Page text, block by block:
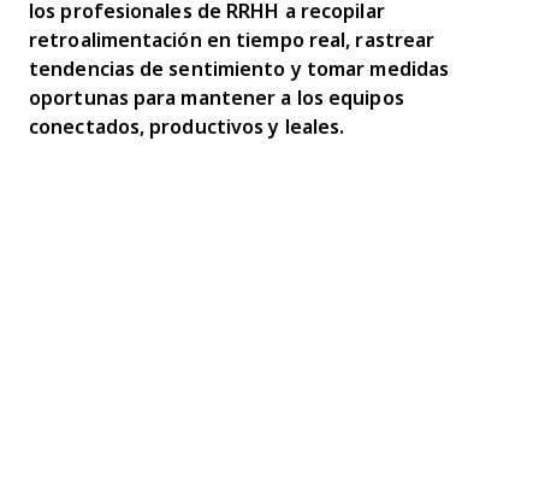
los profesionales de RRHH a recopilar
retroalimentación en tiempo real, rastrear
tendencias de sentimiento y tomar medidas
oportunas para mantener a los equipos
conectados, productivos y leales.